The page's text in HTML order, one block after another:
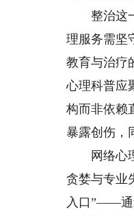
整治这一
理服务需坚
教育与治疗
心理科普应
构而非依赖
暴露创伤，
网络心理
贪婪与专业
入口”——通